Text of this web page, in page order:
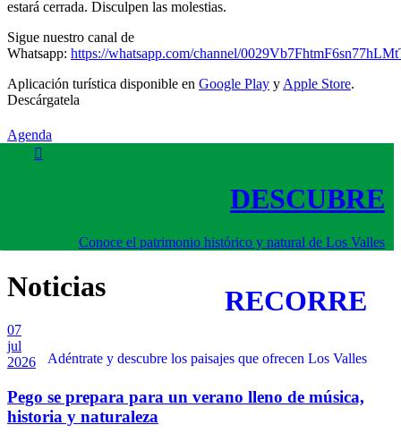
estará cerrada. Disculpen las molestias.
Sigue nuestro canal de
Whatsapp: https://whatsapp.com/channel/
Aplicación turística disponible en Google Play y Apple Store.
Descárgatela
Agenda
DESCUBRE
Conoce el patrimonio histórico y natural de Los Valles
RECORRE
Adéntrate y descubre los paisajes que ofrecen Los Valles
Noticias
07
jul
2026
Pego se prepara para un verano lleno de música,
historia y naturaleza